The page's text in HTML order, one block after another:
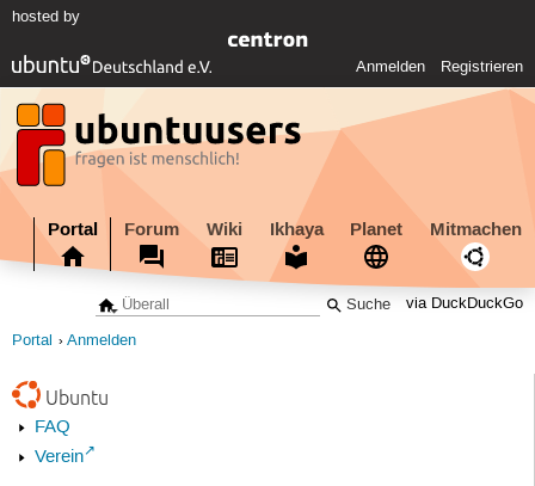
hosted by
Anmelden Registrieren
Portal Forum Wiki Ikhaya Planet Mitmachen
via DuckDuckGo
Portal Anmelden
Ubuntu
FAQ
Verein